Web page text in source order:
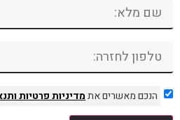
הנכם מאשרים אתמדיניות פרטיות